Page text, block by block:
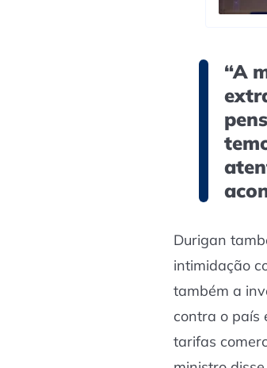
“A
Durigan
intimidação
também a
contra o país
tarifas